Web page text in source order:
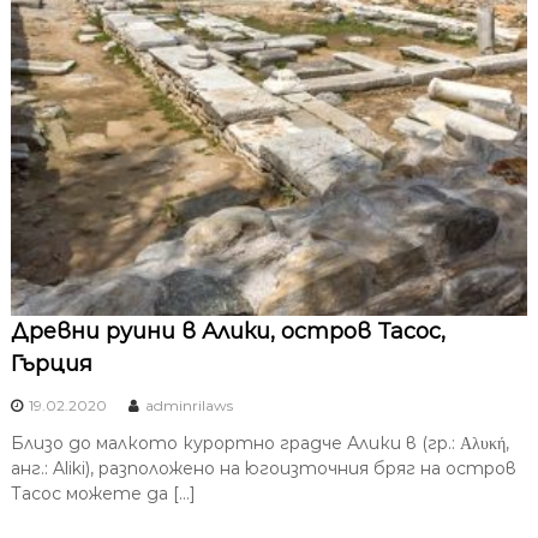
Древни руини в Алики, остров Тасос,
Гърция
19.02.2020 adminrilaws
Близо до малкото курортно градче Алики в (гр.: Αλυκή,
анг.: Aliki), разположено на югоизточния бряг на остров
Тасос можете да […]